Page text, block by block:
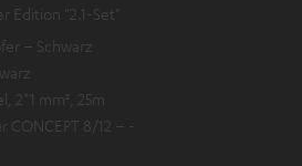
Edition "2.1-Set"
– Schwarz
2*1 mm², 25m
CONCEPT 8/12 – -